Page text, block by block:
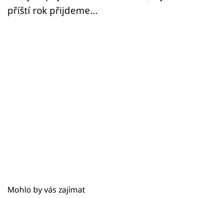
příští rok přijdeme...
Mohlo by vás zajímat